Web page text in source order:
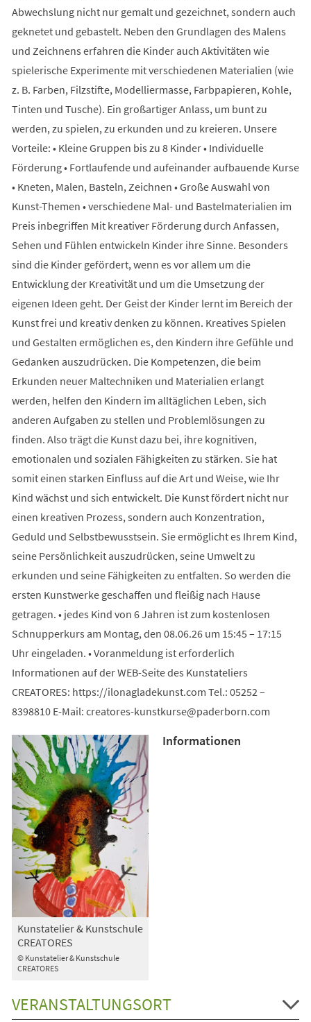
Abwechslung nicht nur gemalt und gezeichnet, sondern auch
geknetet und gebastelt. Neben den Grundlagen des Malens
und Zeichnens erfahren die Kinder auch Aktivitäten wie
spielerische Experimente mit verschiedenen Materialien (wie
z. B. Farben, Filzstifte, Modelliermasse, Farbpapieren, Kohle,
Tinten und Tusche). Ein großartiger Anlass, um bunt zu
werden, zu spielen, zu erkunden und zu kreieren. Unsere
Vorteile: • Kleine Gruppen bis zu 8 Kinder • Individuelle
Förderung • Fortlaufende und aufeinander aufbauende Kurse
• Kneten, Malen, Basteln, Zeichnen • Große Auswahl von
Kunst-Themen • verschiedene Mal- und Bastelmaterialien im
Preis inbegriffen Mit kreativer Förderung durch Anfassen,
Sehen und Fühlen entwickeln Kinder ihre Sinne. Besonders
sind die Kinder gefördert, wenn es vor allem um die
Entwicklung der Kreativität und um die Umsetzung der
eigenen Ideen geht. Der Geist der Kinder lernt im Bereich der
Kunst frei und kreativ denken zu können. Kreatives Spielen
und Gestalten ermöglichen es, den Kindern ihre Gefühle und
Gedanken auszudrücken. Die Kompetenzen, die beim
Erkunden neuer Maltechniken und Materialien erlangt
werden, helfen den Kindern im alltäglichen Leben, sich
anderen Aufgaben zu stellen und Problemlösungen zu
finden. Also trägt die Kunst dazu bei, ihre kognitiven,
emotionalen und sozialen Fähigkeiten zu stärken. Sie hat
somit einen starken Einfluss auf die Art und Weise, wie Ihr
Kind wächst und sich entwickelt. Die Kunst fördert nicht nur
einen kreativen Prozess, sondern auch Konzentration,
Geduld und Selbstbewusstsein. Sie ermöglicht es Ihrem Kind,
seine Persönlichkeit auszudrücken, seine Umwelt zu
erkunden und seine Fähigkeiten zu entfalten. So werden die
ersten Kunstwerke geschaffen und fleißig nach Hause
getragen. • jedes Kind von 6 Jahren ist zum kostenlosen
Schnupperkurs am Montag, den 08.06.26 um 15:45 – 17:15
Uhr eingeladen. • Voranmeldung ist erforderlich
Informationen auf der WEB-Seite des Kunstateliers
CREATORES: https://ilonagladekunst.com Tel.: 05252 –
8398810 E-Mail: creatores-kunstkurse paderborn com
© Kunstatelier & Kunstschule
CREATORES
Kunstatelier & Kunstschule
CREATORES
Informationen
VERANSTALTUNGSORT